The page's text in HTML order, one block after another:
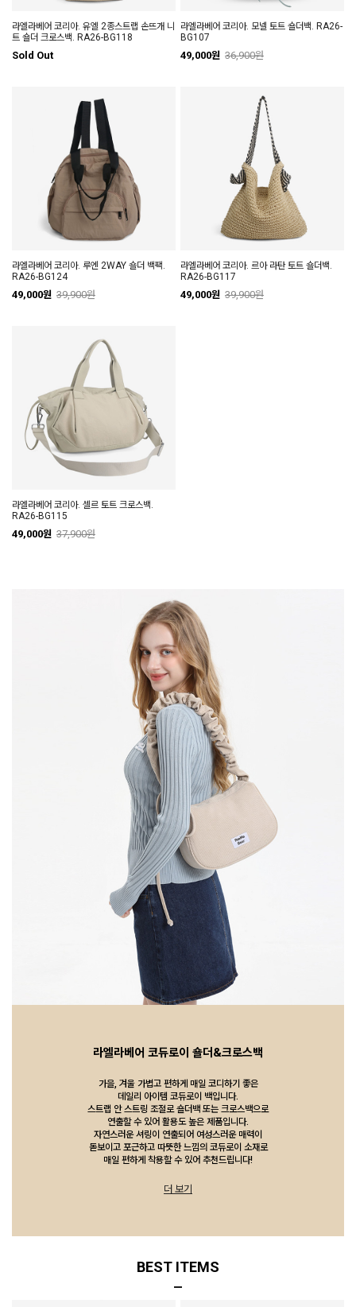
라엘라베어 코리아. 유엘 2종스트랩 손뜨개 니
트 숄더 크로스백. RA26-BG118
Sold Out
라엘라베어 코리아. 모넬 토트 숄더백. RA26-
BG107
49,000원 36,900원
라엘라베어 코리아. 루엔 2WAY 숄더 백팩.
RA26-BG124
49,000원 39,900원
라엘라베어 코리아. 르아 라탄 토트 숄더백.
RA26-BG117
49,000원 39,900원
라엘라베어 코리아. 셀르 토트 크로스백.
RA26-BG115
49,000원 37,900원
라엘라베어 코듀로이 숄더&크로스백
가을, 겨울 가볍고 편하게 매일 코디하기 좋은
데일리 아이템 코듀로이 백입니다.
스트랩 안 스트링 조절로 숄더백 또는 크로스백으로
연출할 수 있어 활용도 높은 제품입니다.
자연스러운 셔링이 연출되어 여성스러운 매력이
돋보이고 포근하고 따뜻한 느낌의 코듀로이 소재로
매일 편하게 착용할 수 있어 추천드립니다!
더 보기
BEST ITEMS